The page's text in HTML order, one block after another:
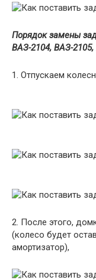
Порядок замены
ВАЗ-2104, ВАЗ-
1. Отпускаем
2. После этого,
(колесо будет
амортизатор),